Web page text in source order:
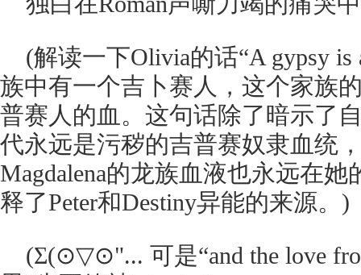
(解读一下Olivia的话“A gypsy is
族中有一个吉卜赛人，这个家族
普赛人的血。这句话除了暗示了
代永远是污秽的吉普赛奴隶血统
Magdalena的龙族血液也永远在
释了Peter和Destiny异能的来源。)
(Σ(⊙▽⊙"... 可是“and the love